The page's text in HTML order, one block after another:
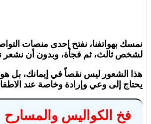
نمسك بهواتفنا، نفتح إحدى منصات
لشخص ثالث، ثم فجأة، وبدون أن نشعر
هذا الشعور ليس نقصاً في إيمانك، بل هو
يحتاج إلى وعي وإرادة وخاصة عند
فخ الكواليس والمسارح